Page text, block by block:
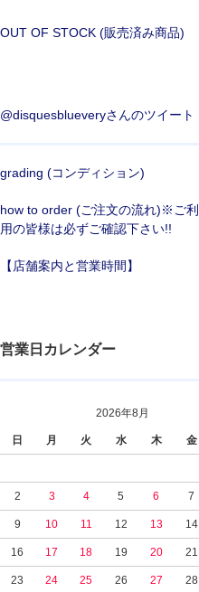
OUT OF STOCK (販売済み商品)
@disquesblueveryさんのツイート
grading (コンディション)
how to order (ご注文の流れ)※ご利
用の皆様は必ずご確認下さい!!
【店舗案内と営業時間】
営業日カレンダー
2026年8月
日 月 火 水 木 金
2 3 4 5 6 7
9 10 11 12 13 14
16 17 18 19 20 21
23 24 25 26 27 28